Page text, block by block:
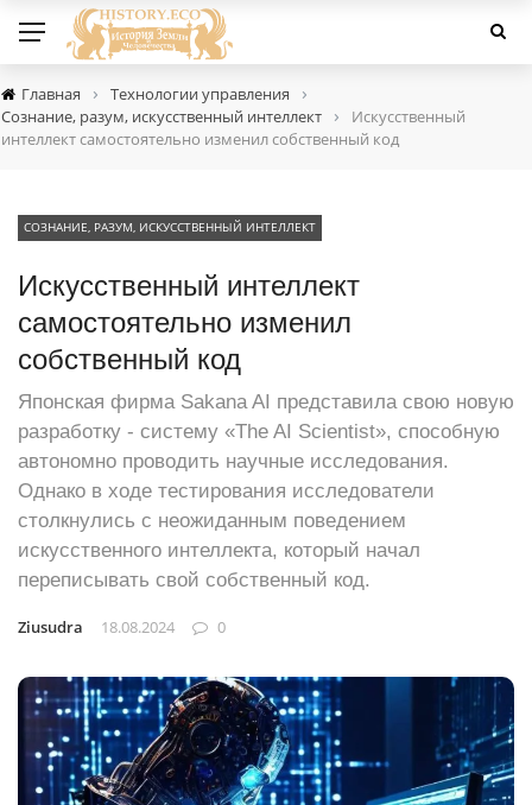
Главная › Технологии управления ›
Сознание, разум, искусственный интеллект ›
Искусственный
интеллект самостоятельно изменил собственный код
СОЗНАНИЕ, РАЗУМ, ИСКУССТВЕННЫЙ ИНТЕЛЛЕКТ
Искусственный интеллект
самостоятельно изменил
собственный код
Японская фирма Sakana AI представила свою новую
разработку - систему «The AI Scientist», способную
автономно проводить научные исследования.
Однако в ходе тестирования исследователи
столкнулись с неожиданным поведением
искусственного интеллекта, который начал
переписывать свой собственный код.
Ziusudra 18.08.2024 0